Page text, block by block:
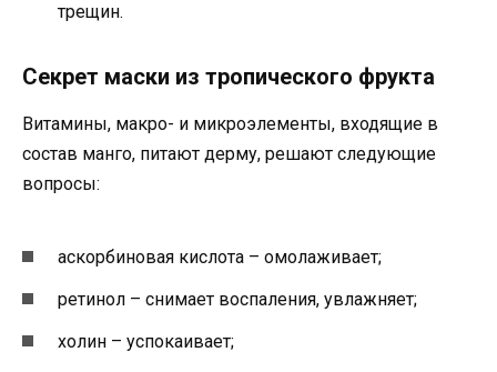
трещин.
Секрет маски из тропического фрукта
Витамины, макро- и микроэлементы, входящие в
состав манго, питают дерму, решают следующие
вопросы:
аскорбиновая кислота – омолаживает;
ретинол – снимает воспаления, увлажняет;
холин – успокаивает;